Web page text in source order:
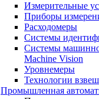
Измерительные
Приборы
Расходомеры
Системы
Системы
Machine Vision
Уровнемеры
Технологии
Промышленная